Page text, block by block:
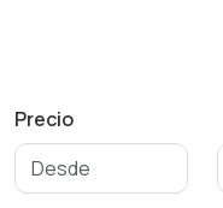
Precio